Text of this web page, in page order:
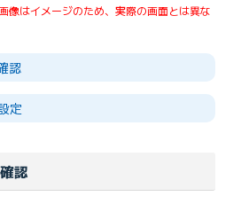
像はイメージのため、実際の画面とは異な
認
定
認